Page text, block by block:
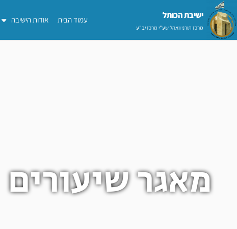
דילוג
לתוכן
ישיבת הכותל​
מרכז תורני וואהל שע"י מרכז יב"ע
עמוד הבית אודות הישיבה
מאגר שיעורים